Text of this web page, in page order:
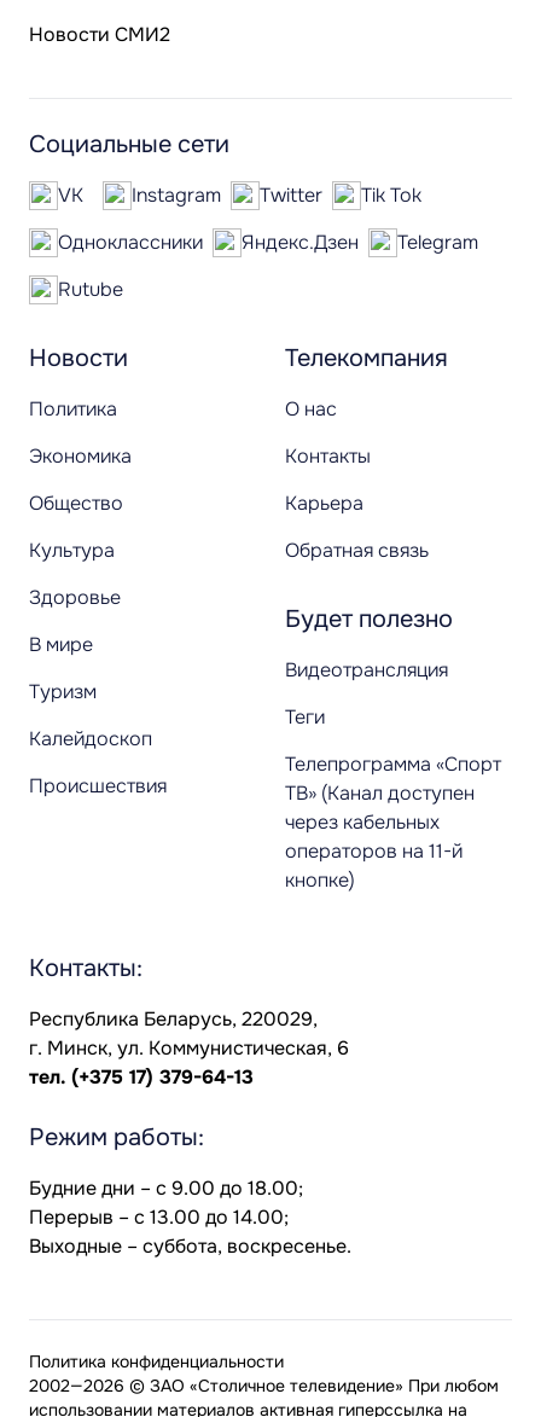
Новости СМИ2
Новости
Политика
Экономика
Общество
Культура
Здоровье
В мире
Туризм
Калейдоскоп
Происшествия
Телекомпания
О нас
Контакты
Карьера
Обратная связь
Будет полезно
Видеотрансляция
Теги
Телепрограмма «Спорт
ТВ» (Канал доступен
через кабельных
операторов на 11-й
кнопке)
Социальные сети
VK Instagram Twitter
Tik Tok
Одноклассники
Яндекс.Дзен
Telegram
Rutube
Контакты:
Республика Беларусь, 220029,
г. Минск, ул. Коммунистическая, 6
тел. (+375 17) 379-64-13
Режим работы:
Будние дни – с 9.00 до 18.00;
Перерыв – с 13.00 до 14.00;
Выходные – суббота, воскресенье.
2002—2026 © ЗАО «Столичное телевидение» При любом
использовании материалов активная гиперссылка на
Политика конфиденциальности